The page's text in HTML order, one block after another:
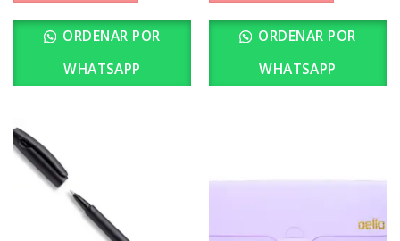
ORDENAR POR
WHATSAPP
ORDENAR POR
WHATSAPP